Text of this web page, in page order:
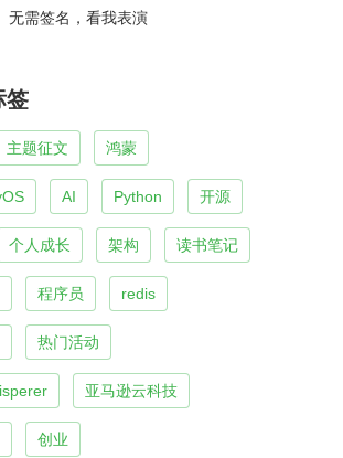
无需签名，看我表演
签
主题征文 鸿蒙
AI Python 开源
个人成长 架构 读书笔记
程序员 redis
热门活动
亚马逊云科技
创业